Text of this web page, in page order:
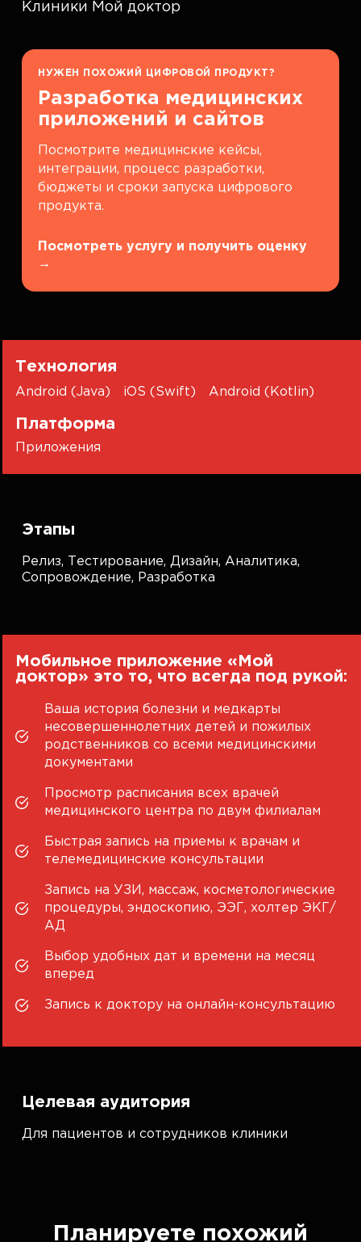
Клиники Мой доктор
НУЖЕН ПОХОЖИЙ ЦИФРОВОЙ ПРОДУКТ?
Разработка медицинских
приложений и сайтов
Посмотрите медицинские кейсы,
интеграции, процесс разработки,
бюджеты и сроки запуска цифрового
продукта.
Посмотреть услугу и получить оценку
→
Технология
Android (Java) iOS (Swift) Android (Kotlin)
Платформа
Приложения
Этапы
Релиз, Тестирование,Дизайн,Аналитика,
Сопровождение, Разработка
Мобильное приложение «Мой
доктор» это то, что всегда под рукой:
Ваша история болезни и медкарты
несовершеннолетних детей и пожилых
родственников со всеми медицинскими
документами
Просмотр расписания всех врачей
медицинского центра по двум филиалам
Быстрая запись на приемы к врачам и
телемедицинские консультации
Запись на УЗИ, массаж, косметологические
процедуры, эндоскопию, ЭЭГ, холтер ЭКГ/
АД
Выбор удобных дат и времени на месяц
вперед
Запись к доктору на онлайн-консультацию
Целевая аудитория
Для пациентов и сотрудников клиники
Планируете похожий